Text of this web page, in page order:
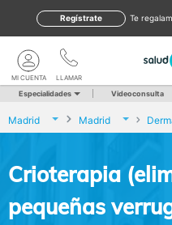
te
Regístrate
LLAMAR
MI CUENTA
Especialidades Videoconsulta
Madrid Madrid
Crioterapia
pequeñas